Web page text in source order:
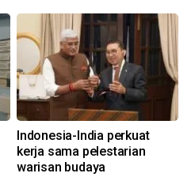
Indonesia-India perkuat
kerja sama pelestarian
warisan budaya